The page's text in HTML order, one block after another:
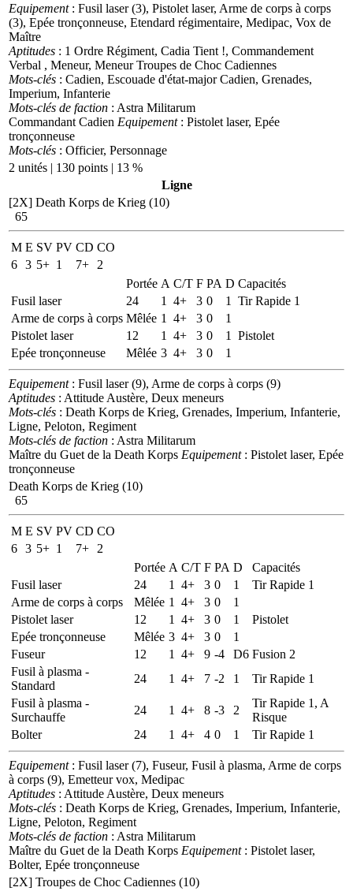
Equipement: Fusil laser (3), Pistolet laser, Arme de corps à corps
(3), Epée tronçonneuse, Etendard régimentaire, Medipac, Vox de
Maître
Aptitudes : 1 Ordre Régiment, Cadia Tient !, Commandement
Verbal , Meneur, Meneur Troupes de Choc Cadiennes
Mots-clés : Cadien, Escouade d'état-major Cadien, Grenades,
Imperium, Infanterie
Mots-clés de faction : Astra Militarum
Commandant Cadien Equipement: Pistolet laser, Epée
tronçonneuse
Mots-clés : Officier, Personnage
2 unités | 130 points | 13 %
Ligne
[2X] Death Korps de Krieg (10)
65
M E SV PV CD CO
6 3 5+ 1 7+
2
Portée A C/T F PA D Capacités
Fusil laser
24 1 4+ 3 0 1
Tir Rapide 1
Arme de corps à corps Mêlée 1 4+ 3 0
1
Pistolet laser
12 1 4+ 3 0 1
Pistolet
Epée tronçonneuse
Mêlée 3 4+ 3 0 1
Equipement: Fusil laser (9), Arme de corps à corps (9)
Aptitudes : Attitude Austère, Deux meneurs
Mots-clés : Death Korps de Krieg, Grenades, Imperium, Infanterie,
Ligne, Peloton, Regiment
Mots-clés de faction : Astra Militarum
Maître du Guet de la Death Korps Equipement: Pistolet laser, Epée
tronçonneuse
Death Korps de Krieg (10)
65
M E SV PV CD CO
6 3 5+ 1 7+
2
Portée A C/T F PA D
Capacités
Fusil laser
24 1 4+ 3 0 1
Tir Rapide 1
Arme de corps à corps
Mêlée 1 4+ 3 0
1
Pistolet laser
12 1 4+ 3 0 1
Pistolet
Epée tronçonneuse
Mêlée 3 4+ 3 0
1
Fuseur
12 1 4+ 9 -4 D6 Fusion 2
Fusil à plasma -
Standard
24 1 4+ 7 -2 1
Tir Rapide 1
Fusil à plasma -
Surchauffe
24 1 4+ 8 -3 2
Tir Rapide 1, A
Risque
Bolter
24 1 4+ 4 0 1 Tir Rapide 1
Equipement: Fusil laser (7), Fuseur, Fusil à plasma, Arme de corps
à corps (9), Emetteur vox, Medipac
Aptitudes : Attitude Austère, Deux meneurs
Mots-clés : Death Korps de Krieg, Grenades, Imperium, Infanterie,
Ligne, Peloton, Regiment
Mots-clés de faction : Astra Militarum
Maître du Guet de la Death Korps Equipement: Pistolet laser,
Bolter, Epée tronçonneuse
[2X] Troupes de Choc Cadiennes (10)